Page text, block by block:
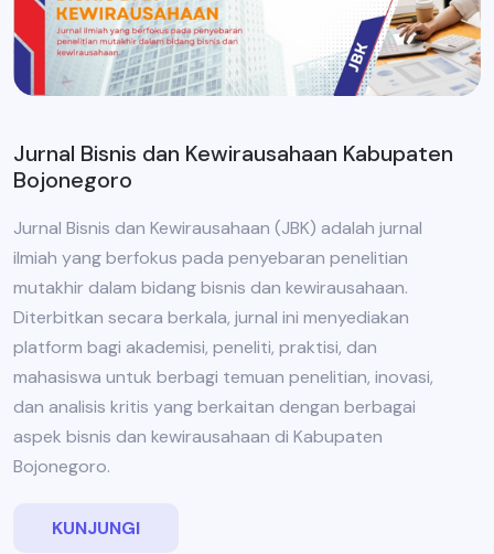
Jurnal Bisnis dan Kewirausahaan Kabupaten
Bojonegoro
Jurnal Bisnis dan Kewirausahaan (JBK) adalah jurnal
ilmiah yang berfokus pada penyebaran penelitian
mutakhir dalam bidang bisnis dan kewirausahaan.
Diterbitkan secara berkala, jurnal ini menyediakan
platform bagi akademisi, peneliti, praktisi, dan
mahasiswa untuk berbagi temuan penelitian, inovasi,
dan analisis kritis yang berkaitan dengan berbagai
aspek bisnis dan kewirausahaan di Kabupaten
Bojonegoro.
KUNJUNGI